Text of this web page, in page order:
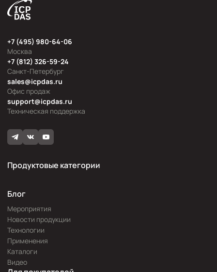
Москва
+7 (495) 980-64-06
Офис продаж
sales@icpdas.ru
Санкт-Петербург
+7 (812) 326-59-24
Техническая поддержка
support@icpdas.ru
Продуктовые категории
Блог
Мероприятия
Новости продукции
Технологии
Применения
Каталоги
Видео